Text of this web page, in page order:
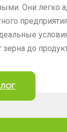
Они легко
зерна до